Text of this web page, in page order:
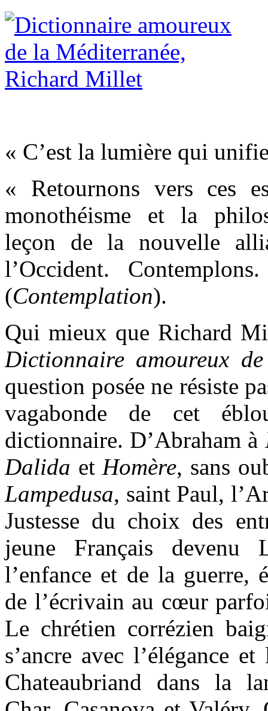
« C’est la lumière qui
« Retournons vers ces
monothéisme et la
leçon de la nouvelle
l’Occident.
(Contemplation).
Qui mieux que Richard
Dictionnaire amoureux
question posée ne résiste
vagabonde de cet
dictionnaire. D’Abraham à
Dalida etHomère, sans
Lampedusa, saint Paul,
Justesse du choix des
jeune Français devenu
l’enfance et de la guerre,
de l’écrivain au cœur
Le chrétien corrézien
s’ancre avec l’élégance
Chateaubriand dans la